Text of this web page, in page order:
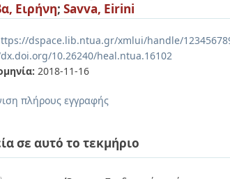
Ειρήνη; Savva, Eirini
dspace.lib.ntua.gr/xmlui/handle/
10.26240/heal.ntua.16102
2018-11-16
πλήρους εγγραφής
σε αυτό το τεκμήριο